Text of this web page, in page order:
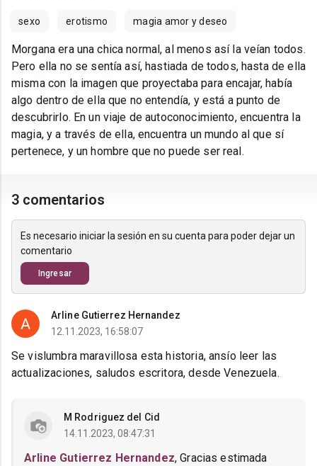
sexo erotismo magia amor y deseo
Morgana era una chica normal, al menos así la veían todos.
Pero ella no se sentía así, hastiada de todos, hasta de ella
misma con la imagen que proyectaba para encajar, había
algo dentro de ella que no entendía, y está a punto de
descubrirlo. En un viaje de autoconocimiento, encuentra la
magia, y a través de ella, encuentra un mundo al que sí
pertenece, y un hombre que no puede ser real.
3 comentarios
Es necesario iniciar la sesión en su cuenta para poder dejar un
comentario
Ingresar
Arline Gutierrez Hernandez
12.11.2023, 16:58:07
Se vislumbra maravillosa esta historia, ansío leer las
actualizaciones, saludos escritora, desde Venezuela.
M Rodriguez del Cid
14.11.2023, 08:47:31
Arline Gutierrez Hernandez, Gracias estimada